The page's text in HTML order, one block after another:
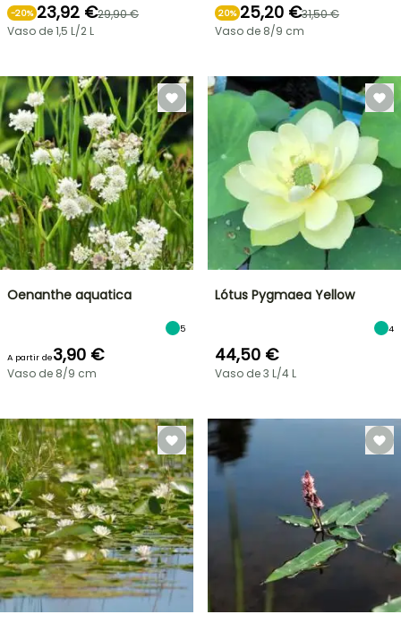
-20% 23,92 €29,90 €
Vaso de 1,5 L/2 L
20% 25,20 €31,50 €
Vaso de 8/9 cm
Oenanthe aquatica
5
A partir de3,90 €
Vaso de 8/9 cm
Lótus Pygmaea Yellow
4
44,50 €
Vaso de 3 L/4 L